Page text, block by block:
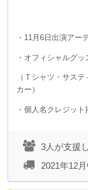
・11月6日出演アー
・オフィシャルグ
（Ｔシャツ・サス
カー）
・個人名クレジット
3人が支援
2021年12